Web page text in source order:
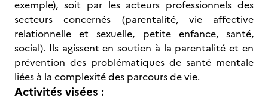
exemple), soit par les acteurs professionnels des
secteurs concernés (parentalité, vie affective
relationnelle et sexuelle, petite enfance, santé,
social). Ils agissent en soutien à la parentalité et en
prévention des problématiques de santé mentale
liées à la complexité des parcours de vie.
Activités visées :